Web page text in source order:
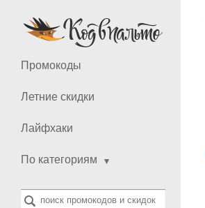
Промокоды
Летние скидки
Лайфхаки
По категориям